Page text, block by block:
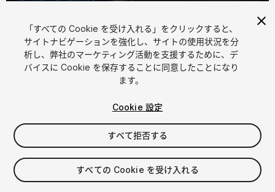
1/5
$149
「すべての Cookie を受け入れる」をクリックすると、
サイトナビゲーションを強化し、サイトの使用状況を分
析し、弊社のマーケティング活動を支援するために、デ
バイスに Cookie を保存することに同意したことになり
ます。
Cookie 設定
すべて拒否する
すべての Cookie を受け入れる